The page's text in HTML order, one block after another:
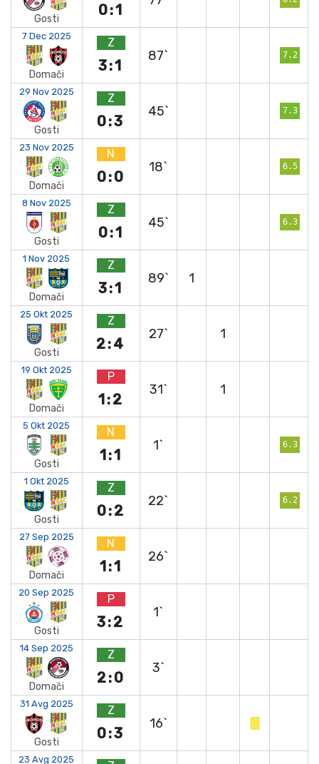
Gosti
0:1
7 Dec 2025
Domači
Z
3:1
87` 7.2
29 Nov 2025
Gosti
Z
0:3
45` 7.3
23 Nov 2025
Domači
N
0:0
18` 6.5
8 Nov 2025
Gosti
Z
0:1
45` 6.3
1 Nov 2025
Domači
Z
3:1
89` 1
25 Okt 2025
Gosti
Z
2:4
27` 1
19 Okt 2025
Domači
P
1:2
31` 1
5 Okt 2025
Gosti
N
1:1
1` 6.3
1 Okt 2025
Gosti
Z
0:2
22` 6.2
27 Sep 2025
Domači
N
1:1
26`
20 Sep 2025
Gosti
P
3:2
1`
14 Sep 2025
Domači
Z
2:0
3`
31 Avg 2025
Gosti
Z
0:3
16`
23 Avg 2025